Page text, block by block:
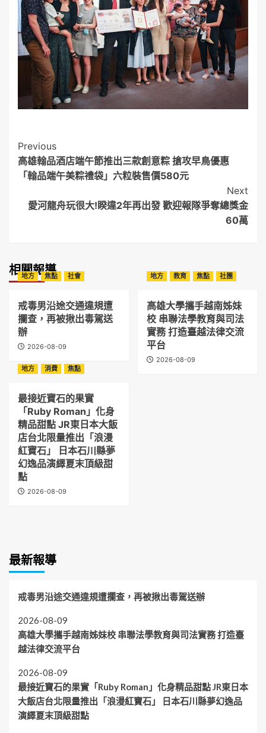
Post
Navigation
Previous
高雄翰品酒店端午節推出三款創意粽 搶攻早鳥優惠
「翰品端午美粽禮袋」六粒裝售價580元
Next
愛河龍舟玩很大!睽違2年再出發 歡迎報隊爭奪總獎金
60萬
相關報導
地方 焦點 社會
戒毒男沿途交通違規遭
攔查，再被揪出毒駕送
辦
2026-08-09
地方 教育 焦點 社團
高雄大學攜手越南姊妹
校 串聯法學教育與司法
實務 打造臺越法律交流
平台
2026-08-09
地方
消費 焦點
最接近寶石的果實
「Ruby Roman」化身
精品甜點 JR東日本大飯
店台北限量推出「浪漫
紅寶石」 日本石川縣夢
幻逸品演繹夏末頂級甜
點
2026-08-09
最新報導
戒毒男沿途交通違規遭攔查，再被揪出毒駕送辦
2026-08-09
高雄大學攜手越南姊妹校 串聯法學教育與司法實務 打造臺
越法律交流平台
2026-08-09
最接近寶石的果實「Ruby Roman」化身精品甜點 JR東日本
大飯店台北限量推出「浪漫紅寶石」 日本石川縣夢幻逸品
演繹夏末頂級甜點